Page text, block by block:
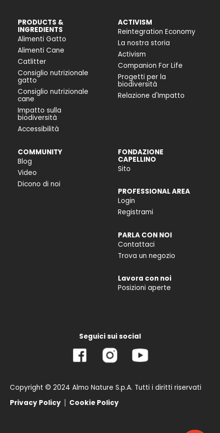
PRODUCTS &
INGREDIENTS
Alimenti Gatto
Alimenti Cane
Catlitter
Consiglio nutrizionale
gatto
Consiglio nutrizionale
cane
Impatto sulla
biodiversità
Accessibilità
ACTIVISM
Reintegration Economy
La nostra storia
Activism
Companion For Life
Progetti per la
biodiversità
Relazione d'Impatto
COMMUNITY
Blog
Video
Dicono di noi
FONDAZIONE
CAPELLINO
Sito
PROFESSIONAL AREA
Login
Registrami
PARLA CON NOI
Contattaci
Trova un negozio
Lavora con noi
Posizioni aperte
Seguici sui social
Copyright © 2024 Almo Nature S.p.A. Tutti i diritti riservati
Privacy Policy
Cookie Policy